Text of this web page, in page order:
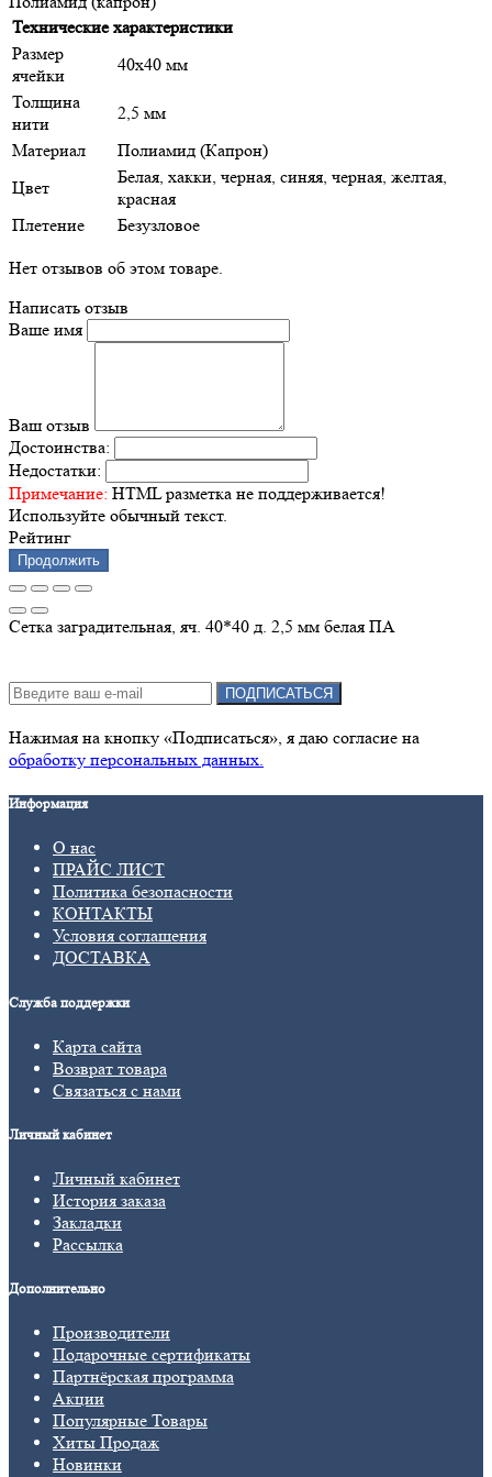
Технические характеристики
Размер
ячейки
40х40 мм
Толщина
нити
2,5 мм
Материал
Полиамид (Капрон)
Цвет
Белая, хакки, черная, синяя, черная, желтая,
красная
Плетение
Безузловое
Нет отзывов об этом товаре.
Написать отзыв
Ваше имя
Ваш отзыв
Достоинства:
Недостатки:
Примечание: HTML разметка не поддерживается!
Используйте обычный текст.
Рейтинг
Продолжить
Сетка заградительная, яч. 40*40 д. 2,5 мм белая ПА
ПОДПИСАТЬСЯ
Нажимая на кнопку «Подписаться», я даю cогласие на
обработку персональных данных.
Информация
О нас
ПРАЙС ЛИСТ
Политика безопасности
КОНТАКТЫ
Условия соглашения
ДОСТАВКА
Служба поддержки
Карта сайта
Возврат товара
Связаться с нами
Личный кабинет
Личный кабинет
История заказа
Закладки
Рассылка
Дополнительно
Производители
Подарочные сертификаты
Партнёрская программа
Акции
Популярные Товары
Хиты Продаж
Новинки